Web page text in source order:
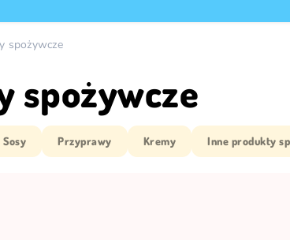
spożywcze
spożywcze
Sosy Przyprawy Kremy Inne produkty